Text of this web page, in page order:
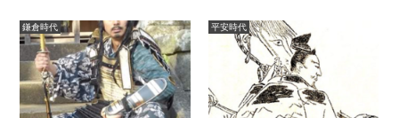
鎌倉時代 平安時代